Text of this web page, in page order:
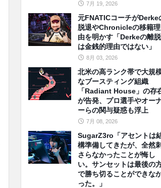
7月 19, 2026
元FNATICコーチがDerke
脱退やChronicleの移籍理
由を明かす「Derkeの離脱
は金銭的理由ではない」
8月 03, 2026
北米の高ランク帯で大規
なブースティング組織
「Radiant House」の存
が告発、プロ選手やオー
ーらの関与疑惑も浮上
7月 08, 2026
SugarZ3ro「アセントは
構準備してきたが、全然刺
さらなかったことが悔し
い。サンセットは最後の
で勝ち切ることができな
った。」